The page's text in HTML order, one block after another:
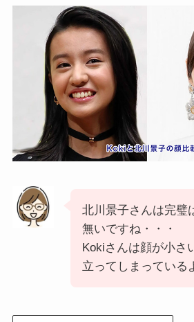
北川景子さんは完璧
無いですね・・・
Kokiさんは顔が小さ
立ってしまっている